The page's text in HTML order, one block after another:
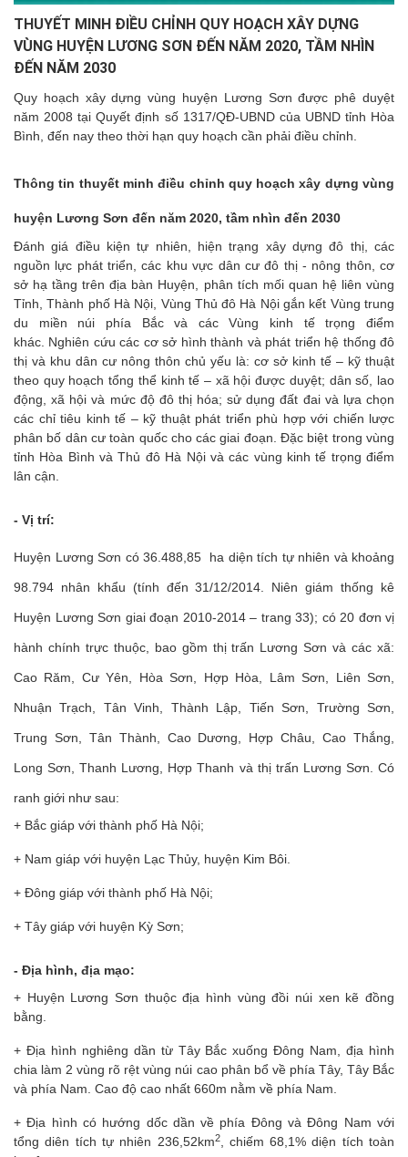
THUYẾT MINH ĐIỀU CHỈNH QUY HOẠCH XÂY DỰNG
VÙNG HUYỆN LƯƠNG SƠN ĐẾN NĂM 2020, TẦM NHÌN
ĐẾN NĂM 2030
Quy hoạch xây dựng vùng huyện Lương Sơn được phê duyệt
năm 2008 tại Quyết định số 1317/QĐ-UBND của UBND tỉnh Hòa
Bình, đến nay theo thời hạn quy hoạch cần phải điều chỉnh.
Thông tin thuyết minh điều chỉnh quy hoạch xây dựng vùng
huyện Lương Sơn đến năm 2020, tầm nhìn đến 2030
Đánh giá điều kiện tự nhiên, hiện trạng xây dựng đô thị, các
nguồn lực phát triển, các khu vực dân cư đô thị - nông thôn, cơ
sở hạ tầng trên địa bàn Huyện, phân tích mối quan hệ liên vùng
Tỉnh, Thành phố Hà Nội, Vùng Thủ đô Hà Nội gắn kết Vùng trung
du miền núi phía Bắc và các Vùng kinh tế trọng điểm
khác. Nghiên cứu các cơ sở hình thành và phát triển hệ thống đô
thị và khu dân cư nông thôn chủ yếu là: cơ sở kinh tế – kỹ thuật
theo quy hoạch tổng thể kinh tế – xã hội được duyệt; dân số, lao
động, xã hội và mức độ đô thị hóa; sử dụng đất đai và lựa chọn
các chỉ tiêu kinh tế – kỹ thuật phát triển phù hợp với chiến lược
phân bố dân cư toàn quốc cho các giai đoạn. Đặc biệt trong vùng
tỉnh Hòa Bình và Thủ đô Hà Nội và các vùng kinh tế trọng điểm
lân cận.
- Vị trí:
Huyện Lương Sơn có 36.488,85 ha diện tích tự nhiên và khoảng
98.794 nhân khẩu (tính đến 31/12/2014. Niên giám thống kê
Huyện Lương Sơn giai đoạn 2010-2014 – trang 33); có 20 đơn vị
hành chính trực thuộc, bao gồm thị trấn Lương Sơn và các xã:
Cao Răm, Cư Yên, Hòa Sơn, Hợp Hòa, Lâm Sơn, Liên Sơn,
Nhuận Trạch, Tân Vinh, Thành Lập, Tiến Sơn, Trường Sơn,
Trung Sơn, Tân Thành, Cao Dương, Hợp Châu, Cao Thắng,
Long Sơn, Thanh Lương, Hợp Thanh và thị trấn Lương Sơn. Có
ranh giới như sau:
+ Bắc giáp với thành phố Hà Nội;
+ Nam giáp với huyện Lạc Thủy, huyện Kim Bôi.
+ Đông giáp với thành phố Hà Nội;
+ Tây giáp với huyện Kỳ Sơn;
- Địa hình, địa mạo:
+ Huyện Lương Sơn thuộc địa hình vùng đồi núi xen kẽ đồng
bằng.
+ Địa hình nghiêng dần từ Tây Bắc xuống Đông Nam, địa hình
chia làm 2 vùng rõ rệt vùng núi cao phân bổ về phía Tây, Tây Bắc
và phía Nam. Cao độ cao nhất 660m nằm về phía Nam.
+ Địa hình có hướng dốc dần về phía Đông và Đông Nam với
tổng diên tích tự nhiên 236,52km2, chiếm 68,1% diện tích toàn